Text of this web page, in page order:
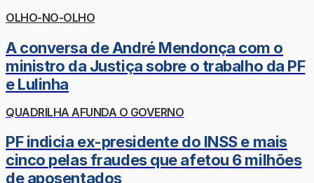
OLHO-NO-OLHO
A conversa de André Mendonça com o
ministro da Justiça sobre o trabalho da PF
e Lulinha
QUADRILHA AFUNDA O GOVERNO
PF indicia ex-presidente do INSS e mais
cinco pelas fraudes que afetou 6 milhões
de aposentados